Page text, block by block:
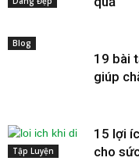
Blog
19 bài
giúp
Tập Luyện
15 lợi
cho